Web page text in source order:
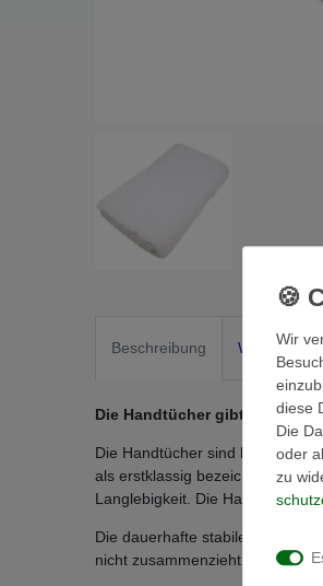
Beschreibung Weitere
Die Handtücher gibt es in 15
Die Handtücher sind besonders
als erstklassig bezeichnen – ein
Langlebigkeit. Die Handtücher
Die dauerhafte stabile Form
nicht zusammenzieht - hohe
Wir
diese
Die
oder
zu